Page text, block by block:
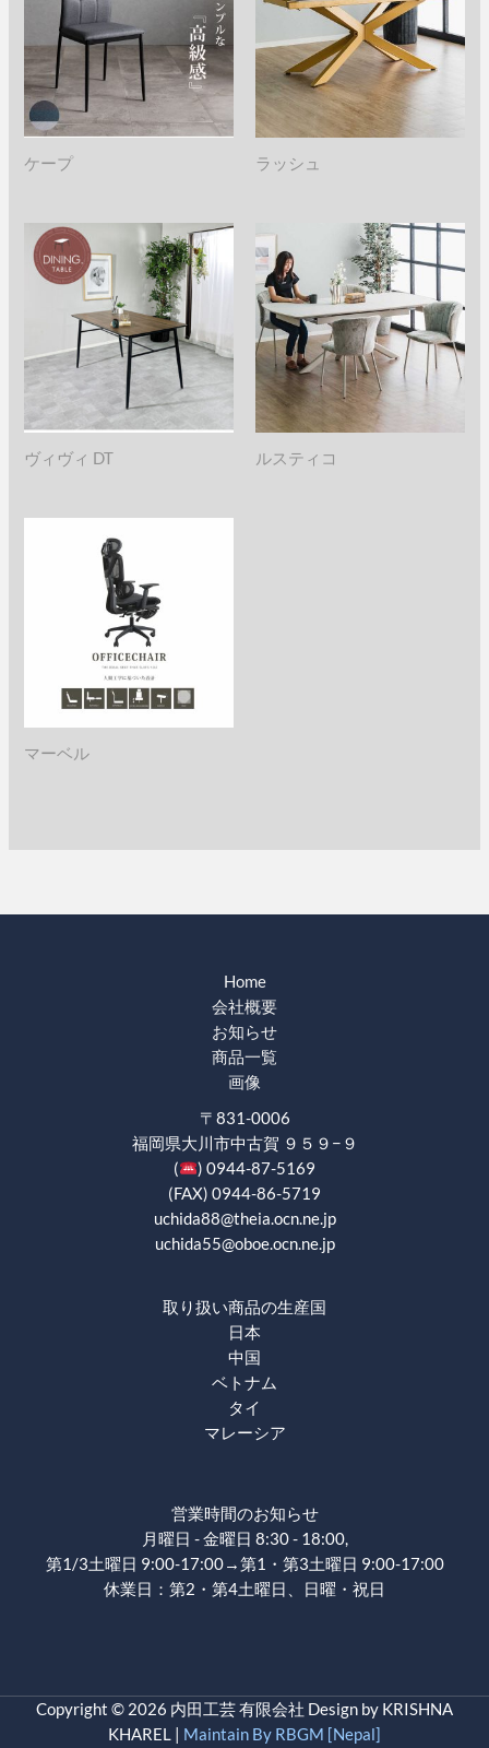
ケープ ラッシュ
ヴィヴィ DT ルスティコ
マーベル
Home
会社概要
お知らせ
商品一覧
画像
〒831-0006
福岡県大川市中古賀 ９５９−９
(
) 0944-87-5169
(FAX) 0944-86-5719
uchida88@theia.ocn.ne.jp
uchida55@oboe.ocn.ne.jp
取り扱い商品の生産国
日本
中国
ベトナム
タイ
マレーシア
営業時間のお知らせ
月曜日 - 金曜日 8:30 - 18:00,
第1/3土曜日 9:00-17:00→第1・第3土曜日 9:00-17:00
休業日：第2・第4土曜日、日曜・祝日
Copyright © 2026 内田工芸 有限会社 Design by KRISHNA
KHAREL | Maintain By RBGM [Nepal]